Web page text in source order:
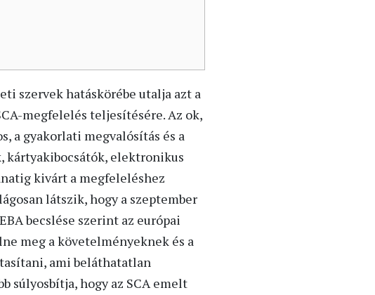
szervek hatáskörébe utalja azt a
megfelelés teljesítésére. Az ok,
a gyakorlati megvalósítás és a
kártyakibocsátók, elektronikus
kivárt a megfeleléshez
látszik, hogy a szeptember
becslése szerint az európai
meg a követelményeknek és a
ami beláthatatlan
súlyosbítja, hogy az SCA emelt